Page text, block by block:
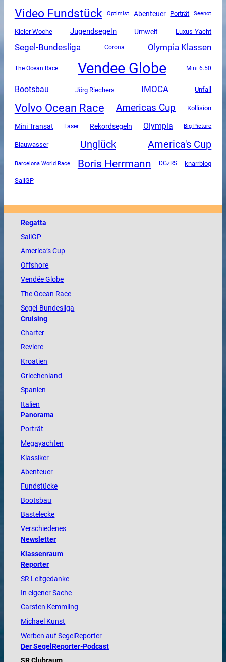
Video Fundstück Optimist Abenteuer Porträt Seenot
Kieler Woche Jugendsegeln Umwelt Luxus-Yacht
Segel-Bundesliga Corona Olympia Klassen
The Ocean Race Vendee Globe Mini 6.50
Bootsbau Jörg Riechers IMOCA Unfall
Volvo Ocean Race Americas Cup Kollision
Mini Transat Laser Rekordsegeln Olympia Big Picture
Blauwasser Unglück America's Cup
Barcelona World Race Boris Herrmann DGzRS knarrblog
SailGP
Regatta
SailGP
America’s Cup
Offshore
VendéeGlobe
TheOcean Race
Segel-Bundesliga
Cruising
Charter
Reviere
Kroatien
Griechenland
Spanien
Italien
Panorama
Porträt
Megayachten
Klassiker
Abenteuer
Fundstücke
Bootsbau
Bastelecke
Verschiedenes
Newsletter
Klassenraum
Reporter
SR Leitgedanke
In eigener Sache
Carsten Kemmling
Michael Kunst
Werben auf SegelReporter
Der SegelReporter-Podcast